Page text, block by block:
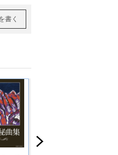
書く